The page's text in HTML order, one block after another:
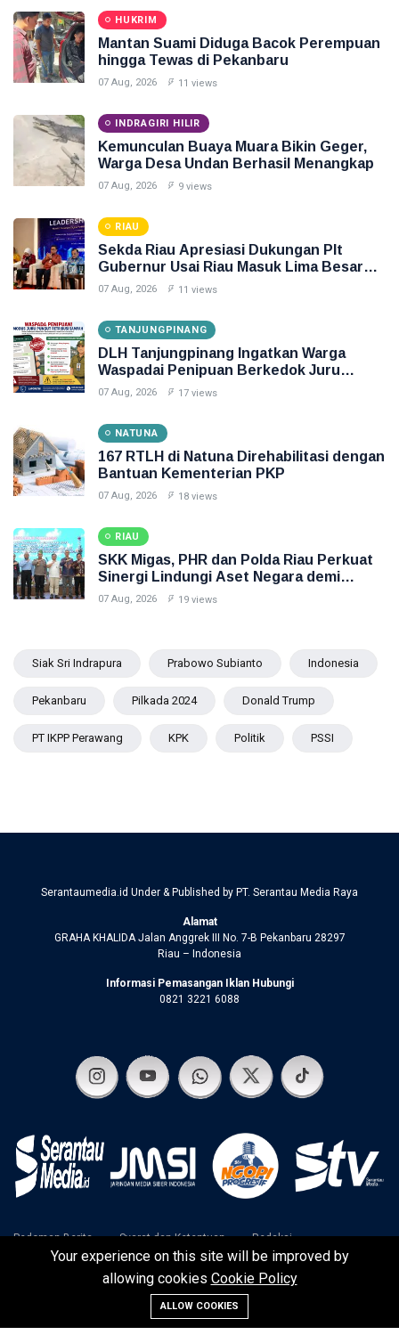
HUKRIM
Mantan Suami Diduga Bacok Perempuan
hingga Tewas di Pekanbaru
07 Aug, 2026 11 views
INDRAGIRI HILIR
Kemunculan Buaya Muara Bikin Geger,
Warga Desa Undan Berhasil Menangkap
07 Aug, 2026 9 views
RIAU
Sekda Riau Apresiasi Dukungan Plt
Gubernur Usai Riau Masuk Lima Besar
ADLG Awards 2026
07 Aug, 2026 11 views
TANJUNGPINANG
DLH Tanjungpinang Ingatkan Warga
Waspadai Penipuan Berkedok Juru
Pungut Retribusi Sampah
07 Aug, 2026 17 views
NATUNA
167 RTLH di Natuna Direhabilitasi dengan
Bantuan Kementerian PKP
07 Aug, 2026 18 views
RIAU
SKK Migas, PHR dan Polda Riau Perkuat
Sinergi Lindungi Aset Negara demi
Menjaga Ketahanan Energi Nasional
07 Aug, 2026 19 views
Siak Sri Indrapura Prabowo Subianto Indonesia
Pekanbaru Pilkada 2024 Donald Trump
PT IKPP Perawang KPK Politik PSSI
Serantaumedia.id Under & Published by PT. Serantau Media Raya
Alamat
GRAHA KHALIDA Jalan Anggrek III No. 7-B Pekanbaru 28297
Riau – Indonesia
Informasi Pemasangan Iklan Hubungi
0821 3221 6088
Pedoman Berita Syarat dan Ketentuan
Redaksi
Disclaimer
Kebijakan Privasi
Your experience on this site will be improved by
allowing cookies Cookie Policy
ALLOW COOKIES